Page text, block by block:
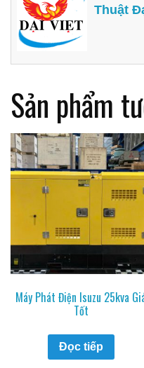
Thuật
Sản phẩm
Máy Phát Điện Isuzu 25kva
Tốt
Đọc tiếp